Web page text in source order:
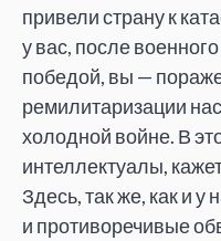
привели страну к
у вас, после
победой, вы —
ремилитаризации
холодной войне. В
интеллектуалы,
Здесь, так же, как и
и противоречивые